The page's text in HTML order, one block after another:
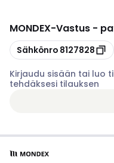
MONDEX-Vastus -
Kopioi
Sähkönro 8127828
Kirjaudu sisään tai luo
tehdäksesi tilauksen